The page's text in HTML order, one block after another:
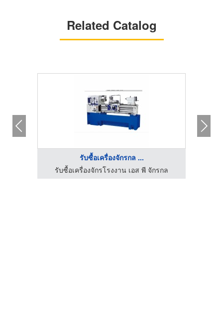
Related Catalog
รับซื้อเครื่องจักรกล ...
รับซื้อเครื่องจักรโรงงาน เอส พี จักรกล